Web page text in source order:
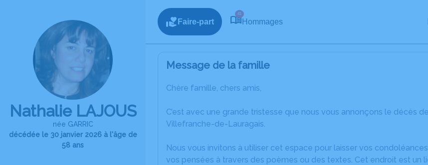
Nathalie LAJOUS
née GARRIC
décédée le 30 janvier 2026 à l'âge de
58 ans
Faire-part
41
Hommages
Message de la famille
Chère famille, chers amis,
C’est avec une grande tristesse que nous vous annonçons le décès
Villefranche-de-Lauragais.
Nous vous invitons à utiliser cet espace pour laisser vos
vos pensées à travers des poèmes ou des textes. Cet endroit est un